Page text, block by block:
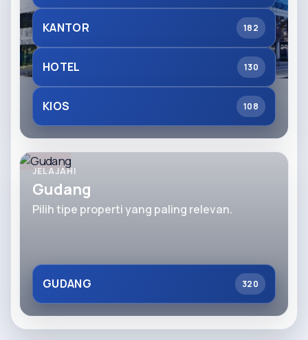
KANTOR 182
HOTEL 130
KIOS 108
JELAJAHI
Gudang
Pilih tipe properti yang paling relevan.
GUDANG 320